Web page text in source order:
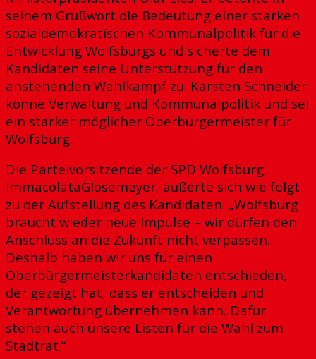
seinem Grußwort die Bedeutung einer starken
sozialdemokratischen Kommunalpolitik für die
Entwicklung Wolfsburgs und sicherte dem
Kandidaten seine Unterstützung für den
anstehenden Wahlkampf zu. Karsten Schneider
könne Verwaltung und Kommunalpolitik und sei
ein starker möglicher Oberbürgermeister für
Wolfsburg.
Die Parteivorsitzende der SPD Wolfsburg,
ImmacolataGlosemeyer, äußerte sich wie folgt
zu der Aufstellung des Kandidaten: „Wolfsburg
braucht wieder neue Impulse – wir dürfen den
Anschluss an die Zukunft nicht verpassen.
Deshalb haben wir uns für einen
Oberbürgermeisterkandidaten entschieden,
der gezeigt hat, dass er entscheiden und
Verantwortung übernehmen kann. Dafür
stehen auch unsere Listen für die Wahl zum
Stadtrat.“